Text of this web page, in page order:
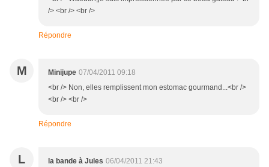
/> <br /> <br />
Répondre
M Minijupe 07/04/2011 09:18
<br /> Non, elles remplissent mon estomac gourmand...<br />
<br /> <br />
Répondre
L la bande à Jules 06/04/2011 21:43